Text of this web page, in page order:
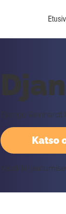
Katso
Django
Vaatii